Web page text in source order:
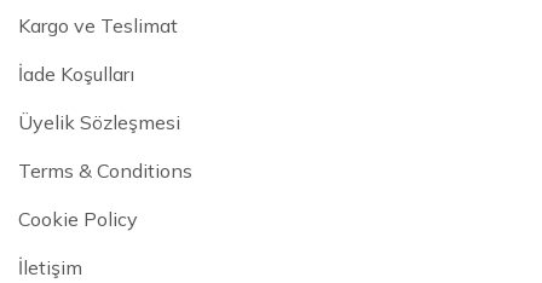
Kargo ve Teslimat
İade Koşulları
Üyelik Sözleşmesi
Terms & Conditions
Cookie Policy
İletişim